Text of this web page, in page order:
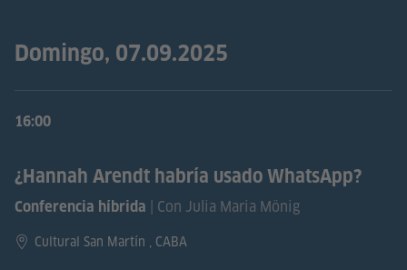
Domingo, 07.09.2025
16:00
¿Hannah Arendt habría usado WhatsApp?
Conferencia híbrida | Con Julia Maria Mönig
Cultural San Martín , CABA